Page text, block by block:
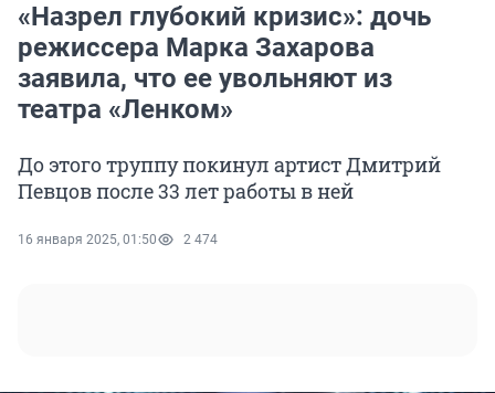
«Назрел глубокий кризис»: дочь
режиссера Марка Захарова
заявила, что ее увольняют из
театра «Ленком»
До этого труппу покинул артист Дмитрий
Певцов после 33 лет работы в ней
16 января 2025, 01:50 2 474